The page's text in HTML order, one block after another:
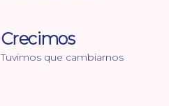
Crecimos
Tuvimos que cambiarnos